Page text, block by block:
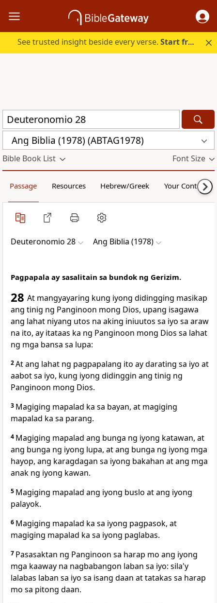
See trusted insight beside every verse.Start free.
Ang Biblia (1978) (ABTAG1978)
Bible Book List Font Size
Passage Resources Hebrew/Greek Your Content
Deuteronomio 28 Ang Biblia (1978)
Pagpapala ay sasalitain sa bundok ng Gerizim.
28 At mangyayaring kung iyong didingging masikap
ang tinig ng Panginoon mong Dios, upang isagawa
ang lahat niyang utos na aking iniuutos sa iyo sa araw
na ito, ay itataas ka ng Panginoon mong Dios sa lahat
ng mga bansa sa lupa:
2At ang lahat ng pagpapalang ito ay darating sa iyo at
aabot sa iyo, kung iyong didinggin ang tinig ng
Panginoon mong Dios.
3 Magiging mapalad ka sa bayan, at magiging
mapalad ka sa parang.
4 Magiging mapalad ang bunga ng iyong katawan, at
ang bunga ng iyong lupa, at ang bunga ng iyong mga
hayop, ang karagdagan sa iyong bakahan at ang mga
anak ng iyong kawan.
5 Magiging mapalad ang iyong buslo at ang iyong
palayok.
6 Magiging mapalad ka sa iyong pagpasok, at
magiging mapalad ka sa iyong paglabas.
7 Pasasaktan ng Panginoon sa harap mo ang iyong
mga kaaway na nagbabangon laban sa iyo: sila'y
lalabas laban sa iyo sa isang daan at tatakas sa harap
mo sa pitong daan.